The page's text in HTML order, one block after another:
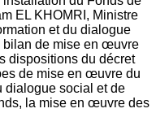
EL KHOMRI, Ministre
et du dialogue
bilan de mise en œuvre
dispositions du décret
de mise en œuvre du
dialogue social et de
la mise en œuvre des